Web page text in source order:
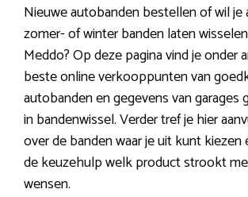
Nieuwe autobanden bestellen of wil je
zomer- of winter banden laten
Meddo? Op deze pagina vind je onder
beste online verkooppunten van
autobanden en gegevens van garages
in bandenwissel. Verder tref je hier
over de banden waar je uit kunt kiezen
de keuzehulp welk product strookt
wensen.